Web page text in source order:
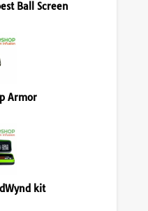
Ball Screen
Armor
kit